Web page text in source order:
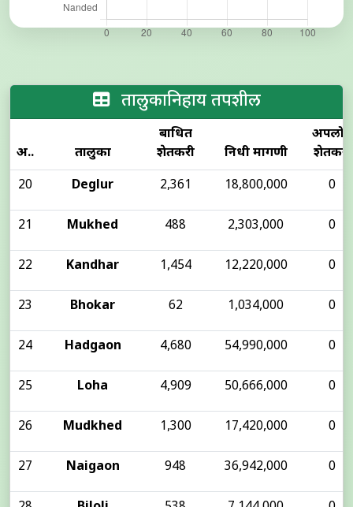
तालुकानिहाय तपशील
अ.क्र. तालुका
बाधित
शेतकरी
निधी मागणी
अपलोड
शेतकरी
20
Deglur 2,361 18,800,000 0
21 Mukhed 488 2,303,000 0
22 Kandhar 1,454 12,220,000 0
23 Bhokar 62 1,034,000 0
24 Hadgaon 4,680 54,990,000 0
25 Loha 4,909 50,666,000 0
26 Mudkhed 1,300 17,420,000 0
27 Naigaon 948 36,942,000 0